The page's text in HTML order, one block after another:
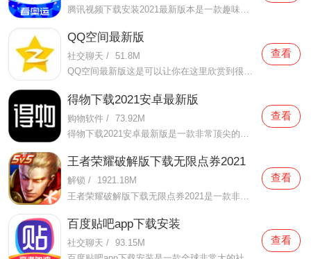
QQ空间最新版
社交聊天 / 51.8M
QQ空间最新版这是可以让你在这里欣赏到很多优质的内容欣赏体验的手机视频软件，在这里的内容有很多都是好友的动态，而且还有很多的互动功能可以让你跟好友之间的亲密度再次提升，大家在这里可以感受到很多优质的社交和很多有趣的心情分享，不仅可以跟人互动，这软件也是自己
查看
得物下载2021安卓最新版
购物软件 / 73.92M
查看
王者荣耀破解版下载无限点券2021
解锁 /
1921.18M
王者荣耀破解版下载无限点券2021是一款非常火热的手机游戏。在这款王者荣耀破解版下载无限点券2021中有着非常好用的辅助工具，在这里面你可以轻轻松松就获得点券的使用，而且还是可以无限使用的哦，完全没有受限制，只要你下载了这款王者荣耀破解版下载无限点券2021之后就可以
查看
百度贴吧app下载安装
社交聊天 / 93.15M
查看